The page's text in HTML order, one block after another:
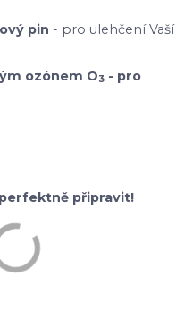
pin - pro ulehčení Vaší
ozónem O3 - pro
připravit!